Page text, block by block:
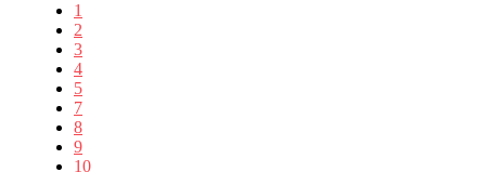
1
2
3
4
5
7
8
9
10